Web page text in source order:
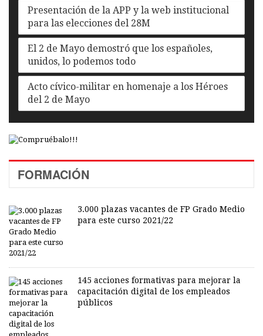
Presentación de la APP y la web institucional
para las elecciones del 28M
El 2 de Mayo demostró que los españoles,
unidos, lo podemos todo
Acto cívico-militar en homenaje a los Héroes
del 2 de Mayo
FORMACIÓN
3.000 plazas vacantes de FP Grado Medio
para este curso 2021/22
145 acciones formativas para mejorar la
capacitación digital de los empleados
públicos